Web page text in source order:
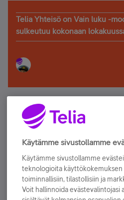
Telia Yhteisö on Vain luku -
sulkeutuu kokonaan
Älä jää paitsi – osallistu
Tilaa Telian uutiskirje ja olet
sähköpostiisi.
Tilaa nyt
Käytämme sivustollamme
Käytämme sivustollamme
teknologioita käyttökokemuksen
toiminnallisiin, tilastollisiin ja
Voit hallinnoida evästevalintojasi